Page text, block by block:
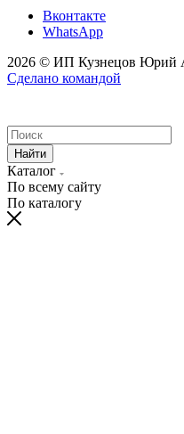
Вконтакте
WhatsApp
2026 © ИП Кузнецов Юрий
Сделано командой
Найти
Каталог
По всему сайту
По каталогу